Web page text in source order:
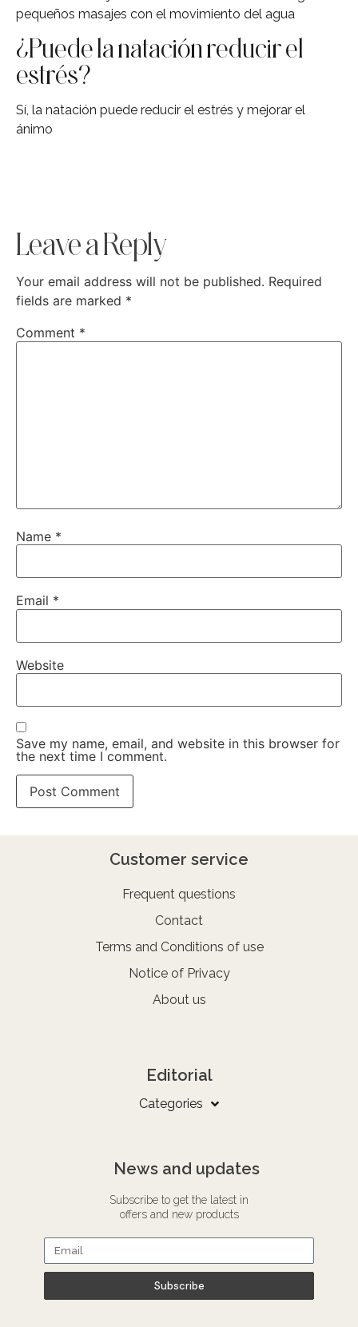
pequeños masajes con el movimiento del agua
¿Puede la natación reducir el
estrés?
Sí, la natación puede reducir el estrés y mejorar el
ánimo
Leave a Reply
Your email address will not be published. Required
fields are marked *
Comment *
Name *
Email *
Website
Save my name, email, and website in this browser for
the next time I comment.
Customer service
Frequent questions
Contact
Terms and Conditions of use
Notice of Privacy
About us
Editorial
Categories
News and updates
Subscribe to get the latest in
offers and new products
Subscribe